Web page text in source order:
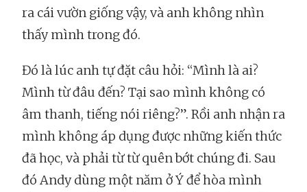
ra cái vườn giống vậy, và anh không nhìn
thấy mình trong đó.
Đó là lúc anh tự đặt câu hỏi: “Mình là ai?
Mình từ đâu đến? Tại sao mình không có
âm thanh, tiếng nói riêng?”. Rồi anh nhận ra
mình không áp dụng được những kiến thức
đã học, và phải từ từ quên bớt chúng đi. Sau
đó Andy dùng một năm ở Ý để hòa mình